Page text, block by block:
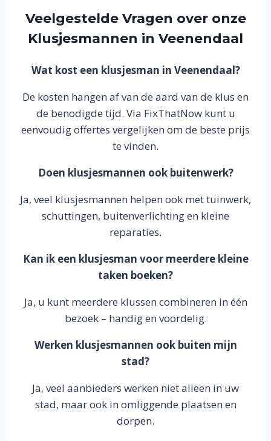
Veelgestelde Vragen over onze
Klusjesmannen in Veenendaal
Wat kost een klusjesman in Veenendaal?
De kosten hangen af van de aard van de klus en
de benodigde tijd. Via FixThatNow kunt u
eenvoudig offertes vergelijken om de beste prijs
te vinden.
Doen klusjesmannen ook buitenwerk?
Ja, veel klusjesmannen helpen ook met tuinwerk,
schuttingen, buitenverlichting en kleine
reparaties.
Kan ik een klusjesman voor meerdere kleine
taken boeken?
Ja, u kunt meerdere klussen combineren in één
bezoek – handig en voordelig.
Werken klusjesmannen ook buiten mijn
stad?
Ja, veel aanbieders werken niet alleen in uw
stad, maar ook in omliggende plaatsen en
dorpen.